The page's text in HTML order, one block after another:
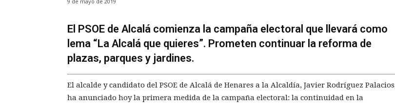
El PSOE de Alcalá comienza la campaña electoral que llevará como
lema “La Alcalá que quieres”. Prometen continuar la reforma de
plazas, parques y jardines.
El alcalde y candidato del PSOE de Alcalá de Henares a la Alcaldía, Javier Rodríguez
ha anunciado hoy la primera medida de la campaña electoral: la continuidad en la